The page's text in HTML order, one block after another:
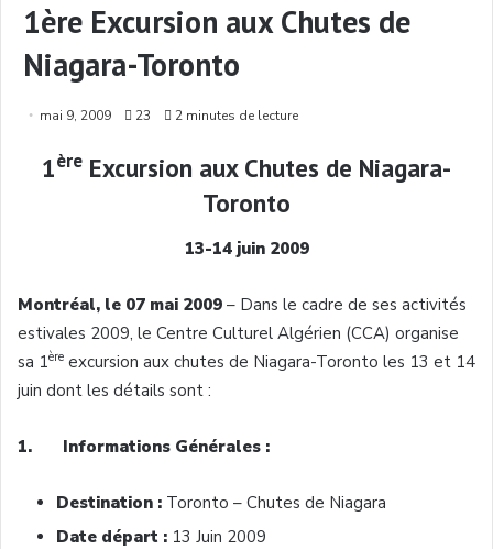
1ère Excursion aux Chutes de
mai 9, 2009 23 2 minutes de lecture
1ère Excursion aux Chutes de Niagara-
Toronto
13-14 juin 2009
Montréal, le 07 mai 2009 – Dans le cadre de ses activités
estivales 2009, le Centre Culturel Algérien (CCA) organise
sa 1ère excursion aux chutes de Niagara-Toronto les 13 et 14
juin dont les détails sont :
1. Informations Générales :
Destination : Toronto – Chutes de Niagara
Date départ : 13 Juin 2009